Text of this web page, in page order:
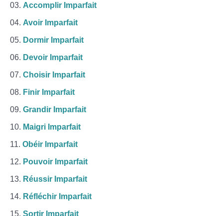
Accomplir Imparfait
Avoir Imparfait
Dormir Imparfait
Devoir Imparfait
Choisir Imparfait
Finir Imparfait
Grandir Imparfait
Maigri Imparfait
Obéir Imparfait
Pouvoir Imparfait
Réussir Imparfait
Réfléchir Imparfait
Sortir Imparfait